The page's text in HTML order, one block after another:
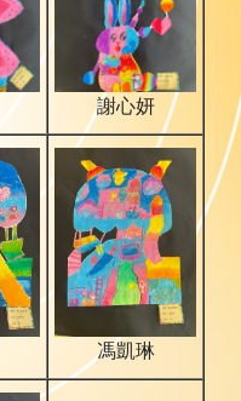
謝心妍
馮凱琳